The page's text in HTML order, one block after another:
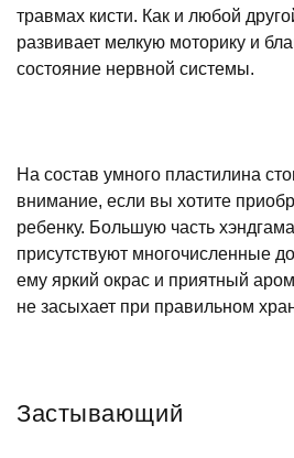
травмах кисти. Как и любой
развивает мелкую моторику и
состояние нервной системы.
На состав умного пластилина
внимание, если вы хотите
ребенку. Большую часть
присутствуют многочисленные
ему яркий окрас и приятный
не засыхает при правильном
Застывающий